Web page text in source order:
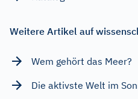
Weitere Artikel auf
Wem gehört das Meer?
Die aktivste Welt im